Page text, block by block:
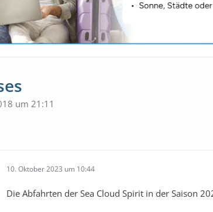
um 21:11
10. Oktober 2023 um 10:44
Die Abfahrten der Sea Cloud Spirit in der Saison